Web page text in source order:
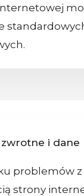
i
problemów z
strony